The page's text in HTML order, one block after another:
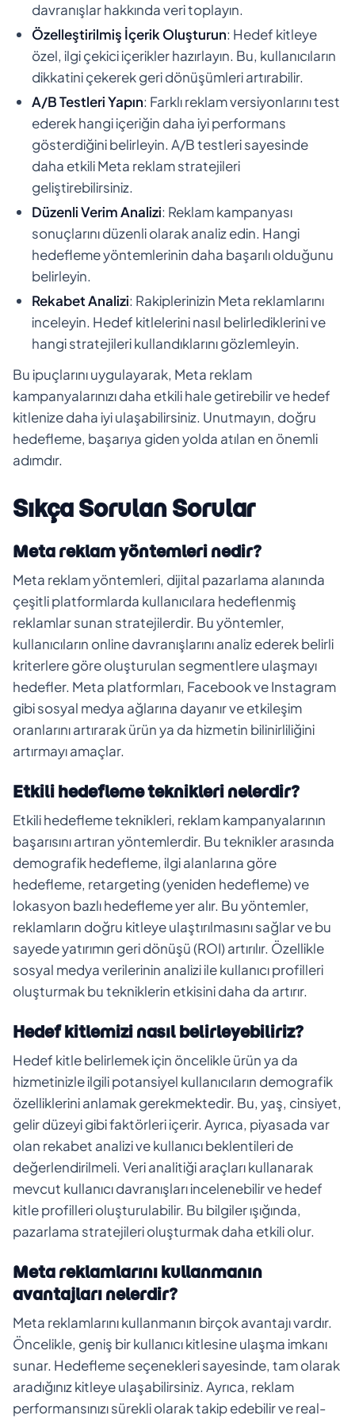
davranışlar hakkında veri toplayın.
Özelleştirilmiş İçerik Oluşturun: Hedef kitleye
özel, ilgi çekici içerikler hazırlayın. Bu, kullanıcıların
dikkatini çekerek geri dönüşümleri artırabilir.
A/B Testleri Yapın: Farklı reklam versiyonlarını test
ederek hangi içeriğin daha iyi performans
gösterdiğini belirleyin. A/B testleri sayesinde
daha etkili Meta reklam stratejileri
geliştirebilirsiniz.
Düzenli Verim Analizi: Reklam kampanyası
sonuçlarını düzenli olarak analiz edin. Hangi
hedefleme yöntemlerinin daha başarılı olduğunu
belirleyin.
Rekabet Analizi: Rakiplerinizin Meta reklamlarını
inceleyin. Hedef kitlelerini nasıl belirlediklerini ve
hangi stratejileri kullandıklarını gözlemleyin.
Bu ipuçlarını uygulayarak, Meta reklam
kampanyalarınızı daha etkili hale getirebilir ve hedef
kitlenize daha iyi ulaşabilirsiniz. Unutmayın, doğru
hedefleme, başarıya giden yolda atılan en önemli
adımdır.
Sıkça Sorulan Sorular
Meta reklam yöntemleri nedir?
Meta reklam yöntemleri, dijital pazarlama alanında
çeşitli platformlarda kullanıcılara hedeflenmiş
reklamlar sunan stratejilerdir. Bu yöntemler,
kullanıcıların online davranışlarını analiz ederek belirli
kriterlere göre oluşturulan segmentlere ulaşmayı
hedefler. Meta platformları, Facebook ve Instagram
gibi sosyal medya ağlarına dayanır ve etkileşim
oranlarını artırarak ürün ya da hizmetin bilinirliliğini
artırmayı amaçlar.
Etkili hedefleme teknikleri nelerdir?
Etkili hedefleme teknikleri, reklam kampanyalarının
başarısını artıran yöntemlerdir. Bu teknikler arasında
demografik hedefleme, ilgi alanlarına göre
hedefleme, retargeting (yeniden hedefleme) ve
lokasyon bazlı hedefleme yer alır. Bu yöntemler,
reklamların doğru kitleye ulaştırılmasını sağlar ve bu
sayede yatırımın geri dönüşü (ROI) artırılır. Özellikle
sosyal medya verilerinin analizi ile kullanıcı profilleri
oluşturmak bu tekniklerin etkisini daha da artırır.
Hedef kitlemizi nasıl belirleyebiliriz?
Hedef kitle belirlemek için öncelikle ürün ya da
hizmetinizle ilgili potansiyel kullanıcıların demografik
özelliklerini anlamak gerekmektedir. Bu, yaş, cinsiyet,
gelir düzeyi gibi faktörleri içerir. Ayrıca, piyasada var
olan rekabet analizi ve kullanıcı beklentileri de
değerlendirilmeli. Veri analitiği araçları kullanarak
mevcut kullanıcı davranışları incelenebilir ve hedef
kitle profilleri oluşturulabilir. Bu bilgiler ışığında,
pazarlama stratejileri oluşturmak daha etkili olur.
Meta reklamlarını kullanmanın
avantajları nelerdir?
Meta reklamlarını kullanmanın birçok avantajı vardır.
Öncelikle, geniş bir kullanıcı kitlesine ulaşma imkanı
sunar. Hedefleme seçenekleri sayesinde, tam olarak
aradığınız kitleye ulaşabilirsiniz. Ayrıca, reklam
performansınızı sürekli olarak takip edebilir ve real-